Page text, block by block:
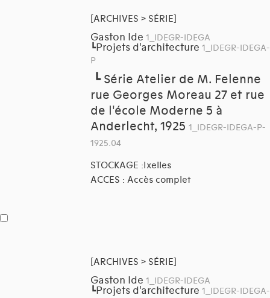
[ARCHIVES > SÉRIE]
Gaston Ide 1_IDEGR-IDEGA
┗Projets d'architecture 1_IDEGR-IDEGA-
P
┗ Série Atelier de M. Felenne
rue Georges Moreau 27 et rue
de l'école Moderne 5 à
Anderlecht, 1925 1_IDEGR-IDEGA-P-
1925.04
STOCKAGE :Ixelles
ACCES : Accès complet
[ARCHIVES > SÉRIE]
Gaston Ide 1_IDEGR-IDEGA
┗Projets d'architecture 1_IDEGR-IDEGA-